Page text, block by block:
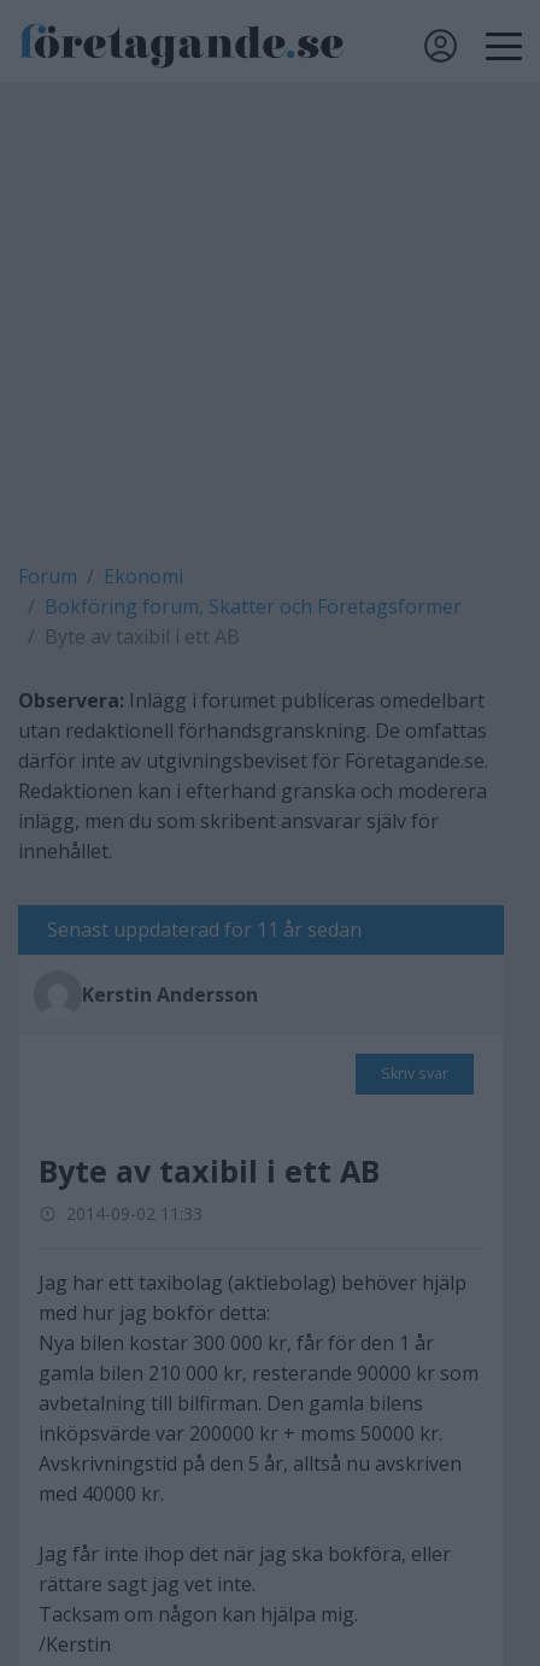
Forum
Ekonomi
Bokföring forum, Skatter och Företagsformer
Byte av taxibil i ett AB
Observera: Inlägg i forumet publiceras omedelbart
utan redaktionell förhandsgranskning. De omfattas
därför inte av utgivningsbeviset för Företagande.se.
Redaktionen kan i efterhand granska och moderera
inlägg, men du som skribent ansvarar själv för
innehållet.
Senast uppdaterad för 11 år sedan
Kerstin Andersson
Skriv svar
Byte av taxibil i ett AB
2014-09-02 11:33
Jag har ett taxibolag (aktiebolag) behöver hjälp
med hur jag bokför detta:
Nya bilen kostar 300 000 kr, får för den 1 år
gamla bilen 210 000 kr, resterande 90000 kr som
avbetalning till bilfirman. Den gamla bilens
inköpsvärde var 200000 kr + moms 50000 kr.
Avskrivningstid på den 5 år, alltså nu avskriven
med 40000 kr.
Jag får inte ihop det när jag ska bokföra, eller
rättare sagt jag vet inte.
Tacksam om någon kan hjälpa mig.
/Kerstin